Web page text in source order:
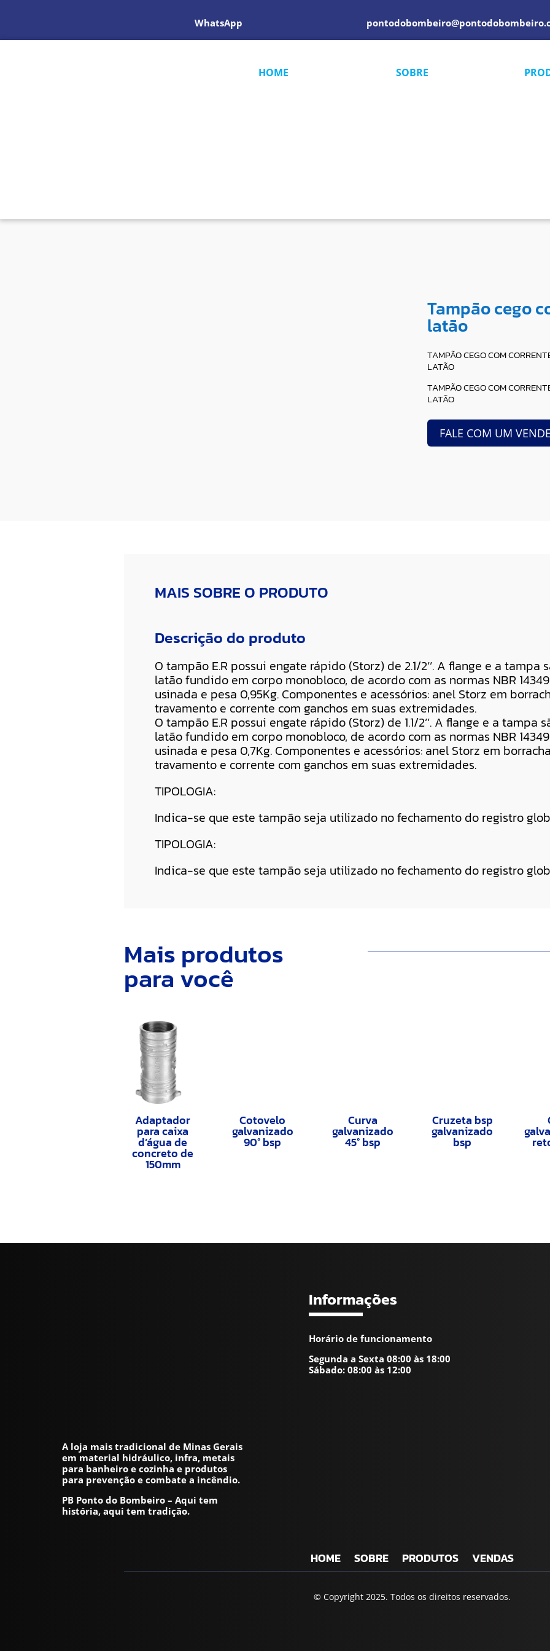
WhatsApp
HOME SOBRE
Tampão cego
latão
TAMPÃO CEGO COM
LATÃO
TAMPÃO CEGO COM
LATÃO
FALE COM UM
MAIS SOBRE O PRODUTO
Descrição do produto
O tampão E.R possui engate rápido (Storz) de 2.1/2’’. A flange e a
latão fundido em corpo monobloco, de acordo com as normas NBR
usinada e pesa 0,95Kg. Componentes e acessórios: anel Storz em
travamento e corrente com ganchos em suas extremidades.
O tampão E.R possui engate rápido (Storz) de 1.1/2’’. A flange e a tampa
latão fundido em corpo monobloco, de acordo com as normas NBR
usinada e pesa 0,7Kg. Componentes e acessórios: anel Storz em
travamento e corrente com ganchos em suas extremidades.
TIPOLOGIA:
Indica-se que este tampão seja utilizado no fechamento do registro
TIPOLOGIA:
Indica-se que este tampão seja utilizado no fechamento do registro
Mais produtos
para você
Adaptador
para caixa
d’água de
concreto de
150mm
Cotovelo
galvanizado
90° bsp
Curva
galvanizado
45° bsp
Cruzeta bsp
galvanizado
bsp
A loja mais tradicional de Minas Gerais
em material hidráulico, infra, metais
para banheiro e cozinha e produtos
para prevenção e combate a incêndio.
PB Ponto do Bombeiro – Aqui tem
história, aqui tem tradição.
Informações
Horário de funcionamento
Segunda a Sexta 08:00 às 18:00
Sábado: 08:00 às 12:00
HOME SOBRE PRODUTOS VENDAS
© Copyright 2025. Todos os direitos reservados.